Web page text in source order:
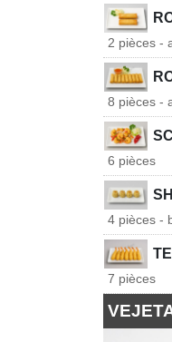
2 pièces -
8 pièces -
6 pièces
4 pièces -
7 pièces